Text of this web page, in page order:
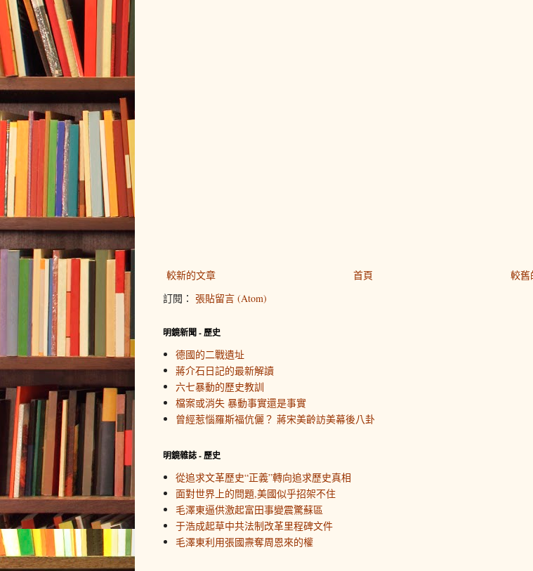
較新的文章 較舊
首頁
訂閱： 張貼留言 (Atom)
明鏡新聞 - 歷史
德國的二戰遺址
蔣介石日記的最新解讀
六七暴動的歷史教訓
檔案或消失 暴動事實還是事實
曾經惹惱羅斯福伉儷？ 蔣宋美齡訪美幕後八卦
明鏡雜誌 - 歷史
從追求文革歷史“正義”轉向追求歷史真相
面對世界上的問題,美國似乎招架不住
毛澤東逼供激起富田事變震驚蘇區
于浩成起草中共法制改革里程碑文件
毛澤東利用張國燾奪周恩來的權